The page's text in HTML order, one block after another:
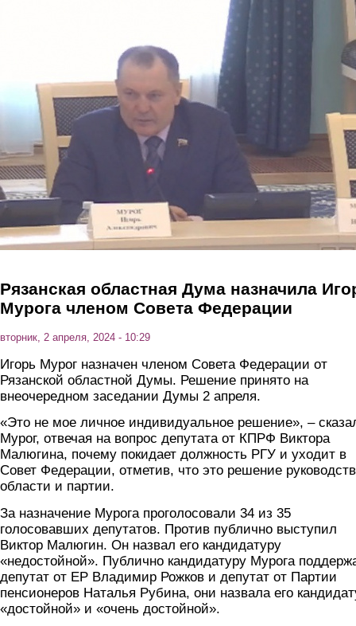
Рязанская областная Дума назначила
Мурога членом Совета Федерации
вторник, 2 апреля, 2024 - 10:29
Игорь Мурог назначен членом Совета Федерации от
Рязанской областной Думы. Решение принято на
внеочередном заседании Думы 2 апреля.
«Это не мое личное индивидуальное решение», –
Мурог, отвечая на вопрос депутата от КПРФ Виктора
Малюгина, почему покидает должность РГУ и уходит в
Совет Федерации, отметив, что это решение
области и партии.
За назначение Мурога проголосовали 34 из 35
голосовавших депутатов. Против публично выступил
Виктор Малюгин. Он назвал его кандидатуру
«недостойной». Публично кандидатуру Мурога
депутат от ЕР Владимир Рожков и депутат от Партии
пенсионеров Наталья Рубина, они назвала его
«достойной» и «очень достойной».